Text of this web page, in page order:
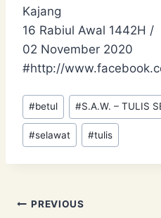
Kajang
16 Rabiul Awal 1442H /
02 November 2020
#http://
Post
Tags:
#betul #S.A.W. – TULIS
#selawat #tulis
Post
PREVIOUS